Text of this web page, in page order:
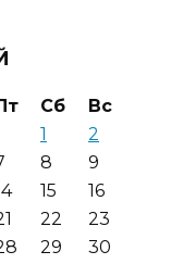
Сб
Вс
1
2
8
9
15
16
22
23
29
30